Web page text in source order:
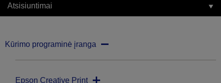
Atsisiuntimai
Kūrimo programinė įranga
Epson Creative Print